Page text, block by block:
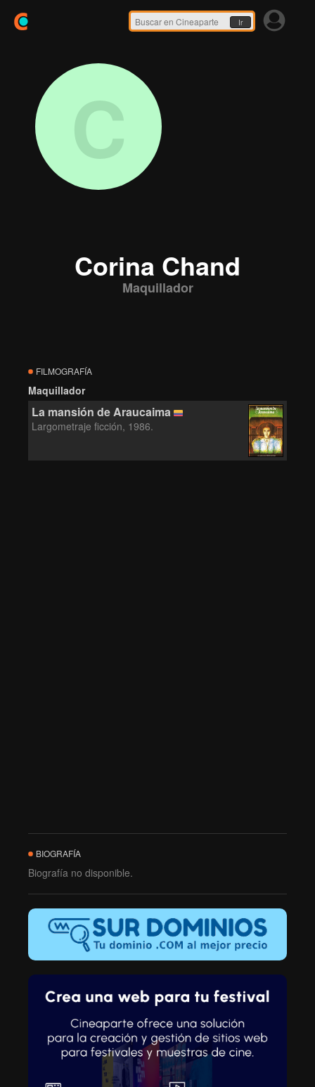
Ir
C
Corina Chand
Maquillador
FILMOGRAFÍA
Maquillador
La mansión de Araucaima
Largometraje ficción, 1986.
BIOGRAFÍA
Biografía no disponible.